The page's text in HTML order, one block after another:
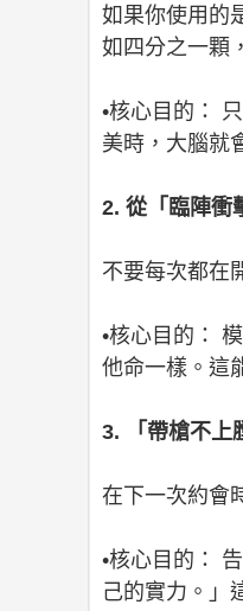
如果你使用的
如四分之一顆
•核心目的：
美時，大腦就
2. 從「臨陣衝
不要每次都在
•核心目的：
他命一樣。這
3. 「帶槍不上
在下一次約會
•核心目的：
己的實力。」